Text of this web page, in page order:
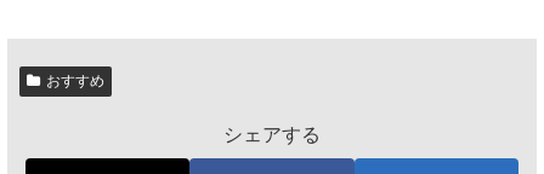
おすすめ
シェアする